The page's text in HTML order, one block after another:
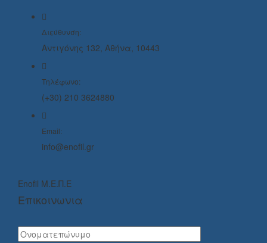
Διεύθυνση:
Αντιγόνης 132, Αθήνα, 10443
Τηλέφωνο:
(+30) 210 3624880
Email:
info@enofil.gr
Enofil Μ.Ε.Π.Ε
Επικοινωνια